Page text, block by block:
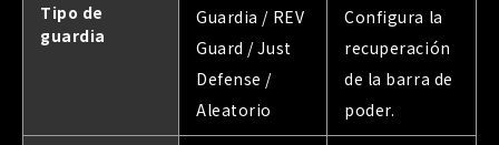
Tipo de
guardia
Guardia / REV
Guard / Just
Defense /
Aleatorio
Configura la
recuperación
de la barra de
poder.